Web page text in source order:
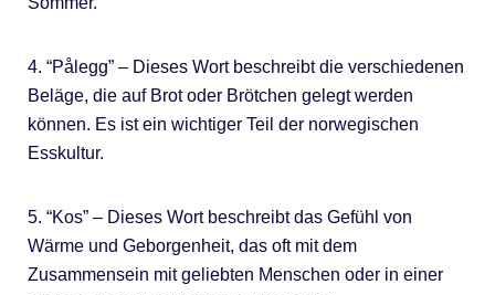
4. “Pålegg” – Dieses Wort beschreibt die verschiedenen
Beläge, die auf Brot oder Brötchen gelegt werden
können. Es ist ein wichtiger Teil der norwegischen
Esskultur.
5. “Kos” – Dieses Wort beschreibt das Gefühl von
Wärme und Geborgenheit, das oft mit dem
Zusammensein mit geliebten Menschen oder in einer